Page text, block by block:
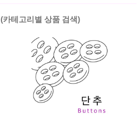
(카테고리별 상품 검색)